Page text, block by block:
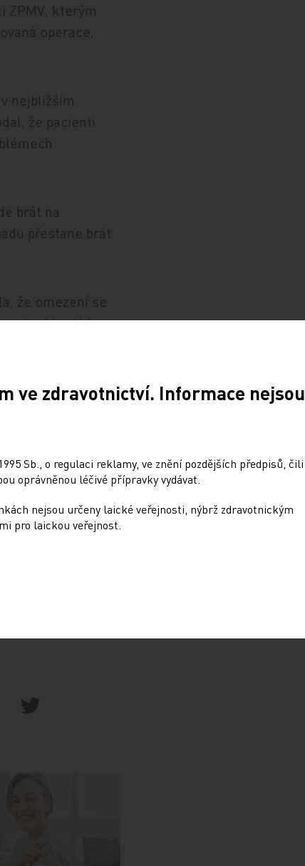
ZPMV, kterým
operace,
nejbližším
že pacienti
brát na
přestane brát
že omezení se
v minulém týdnu
klientům
zajistí péči v
žádá novelu,
vyhlášku
Ústavní
podle ní
ve zdravotnictví. Informace nejsou
Sb., o regulaci reklamy, ve znění pozdějších předpisů, čili
oprávněnou léčivé přípravky vydávat.
nejsou určeny laické veřejnosti, nýbrž zdravotnickým
pro laickou veřejnost.